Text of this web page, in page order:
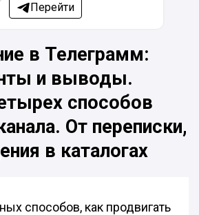
Перейти
в Телеграмм:
и выводы.
способов
От переписки,
в каталогах
способов, как продвигать